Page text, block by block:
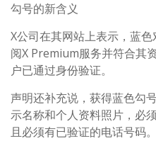
勾号的新含义
X公司在其网站上表示，蓝
阅X Premium服务并符合其
户已通过身份验证。
声明还补充说，获得蓝色勾
示名称和个人资料照片，必
且必须有已验证的电话号码。